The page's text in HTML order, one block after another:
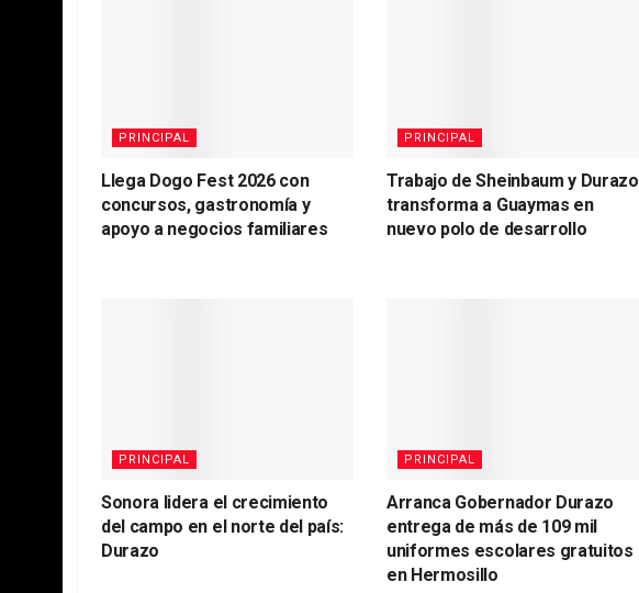
PRINCIPAL
Llega Dogo Fest 2026 con
concursos, gastronomía y
apoyo a negocios familiares
PRINCIPAL
Trabajo de Sheinbaum y Durazo
transforma a Guaymas en
nuevo polo de desarrollo
PRINCIPAL
Sonora lidera el crecimiento
del campo en el norte del país:
Durazo
PRINCIPAL
Arranca Gobernador Durazo
entrega de más de 109 mil
uniformes escolares gratuitos
en Hermosillo